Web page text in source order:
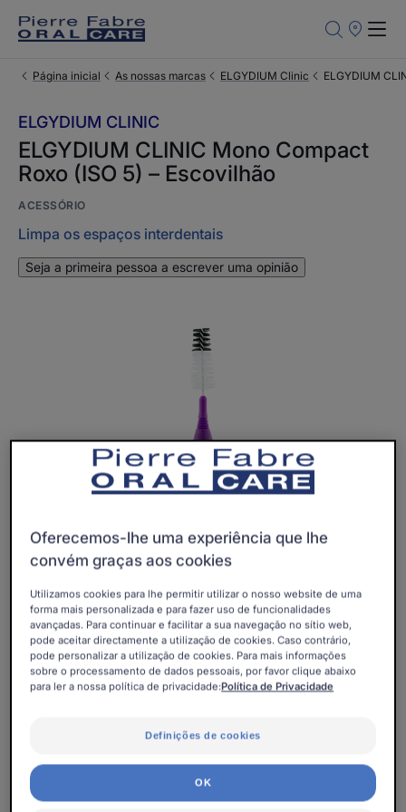
Pontos
Página inicial
As nossas marcas ELGYDIUM Clinic ELGYDIUM
ELGYDIUM CLINIC
ELGYDIUM CLINIC Mono Compact
Roxo (ISO 5) – Escovilhão
ACESSÓRIO
Limpa os espaços interdentais
Seja a primeira pessoa a escrever uma opinião
2 diâmetros de cerdas facilitam a limpeza de espaços
interdentários de difícil acesso.
Oferecemos-lhe uma experiência que lhe
convém graças aos cookies
Utilizamos cookies para lhe permitir utilizar o nosso website de uma
forma mais personalizada e para fazer uso de funcionalidades
avançadas. Para continuar e facilitar a sua navegação no sítio web,
pode aceitar directamente a utilização de cookies. Caso contrário,
pode personalizar a utilização de cookies. Para mais informações
sobre o processamento de dados pessoais, por favor clique abaixo
para ler a nossa política de privacidade:Política de Privacidade
Definições de cookies
OK